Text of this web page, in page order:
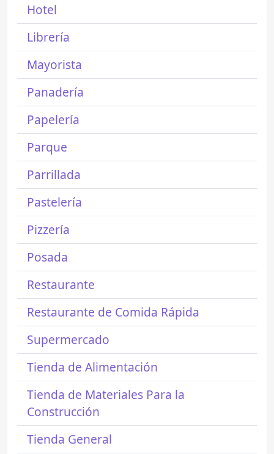
Hotel
Librería
Mayorista
Panadería
Papelería
Parque
Parrillada
Pastelería
Pizzería
Posada
Restaurante
Restaurante de Comida Rápida
Supermercado
Tienda de Alimentación
Tienda de Materiales Para la
Construcción
Tienda General